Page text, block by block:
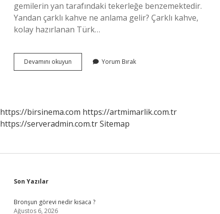
gemilerin yan tarafındaki tekerleğe benzemektedir.
Yandan çarklı kahve ne anlama gelir? Çarklı kahve,
kolay hazırlanan Türk…
Devamını okuyun
Çarklı
Yorum Bırak
https://birsinema.com https://artmimarlik.com.tr
https://serveradmin.com.trSitemap
Sidebar
Son Yazılar
Bronşun görevi nedir kısaca ?
Ağustos 6, 2026